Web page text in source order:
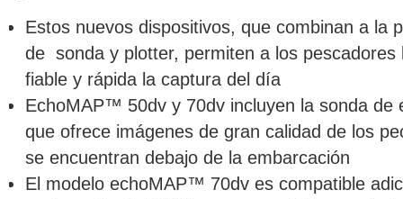
Estos nuevos dispositivos, que combinan a la
de sonda y plotter, permiten a los pescadores
fiable y rápida la captura del día
EchoMAP™ 50dv y 70dv incluyen la sonda
que ofrece imágenes de gran calidad de los
se encuentran debajo de la embarcación
El modelo echoMAP™ 70dv es compatible